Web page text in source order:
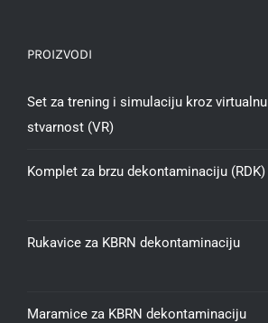
PROIZVODI
Set za trening i simulaciju kroz virtualnu
stvarnost (VR)
Komplet za brzu dekontaminaciju (RDK)
Rukavice za KBRN dekontaminaciju
Maramice za KBRN dekontaminaciju